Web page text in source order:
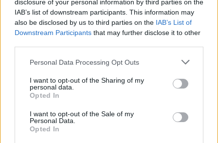
disclosure of your personal information by third parties on the
IAB’s list of downstream participants. This information may
also be disclosed by us to third parties on the IAB’s List of
Downstream Participants that may further disclose it to other
Personal Data Processing Opt Outs
I want to opt-out of the Sharing of my
personal data.
Opted In
I want to opt-out of the Sale of my
Personal Data.
Opted In
Ακολουθήστε το E-Radio.gr και στο Instagram
ΔΙΑΦΗΜΙΣΗ